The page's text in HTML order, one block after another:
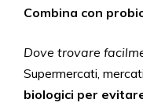
Combina con
Dove trovare
Supermercati,
biologici per